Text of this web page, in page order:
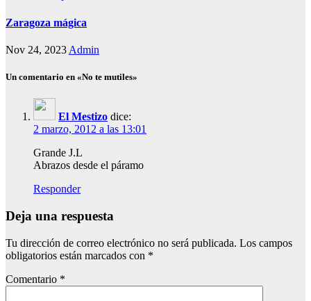
Zaragoza mágica
Nov 24, 2023 Admin
Un comentario en «No te mutiles»
El Mestizo dice:
2 marzo, 2012 a las 13:01
Grande J.L
Abrazos desde el páramo
Responder
Deja una respuesta
Tu dirección de correo electrónico no será publicada. Los campos
obligatorios están marcados con *
Comentario *